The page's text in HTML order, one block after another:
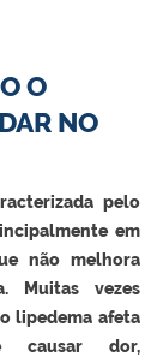
O
NO
pelo
em
não melhora
Muitas vezes
lipedema afeta
causar dor,